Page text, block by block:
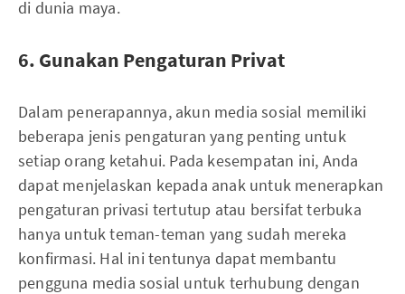
di dunia maya.
6. Gunakan Pengaturan Privat
Dalam penerapannya, akun media sosial memiliki
beberapa jenis pengaturan yang penting untuk
setiap orang ketahui. Pada kesempatan ini, Anda
dapat menjelaskan kepada anak untuk menerapkan
pengaturan privasi tertutup atau bersifat terbuka
hanya untuk teman-teman yang sudah mereka
konfirmasi. Hal ini tentunya dapat membantu
pengguna media sosial untuk terhubung dengan